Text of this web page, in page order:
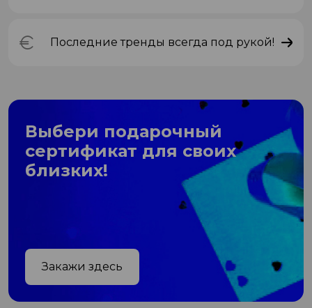
Последние тренды всегда под рукой!
Выбери подарочный
сертификат для своих
близких!
Закажи здесь